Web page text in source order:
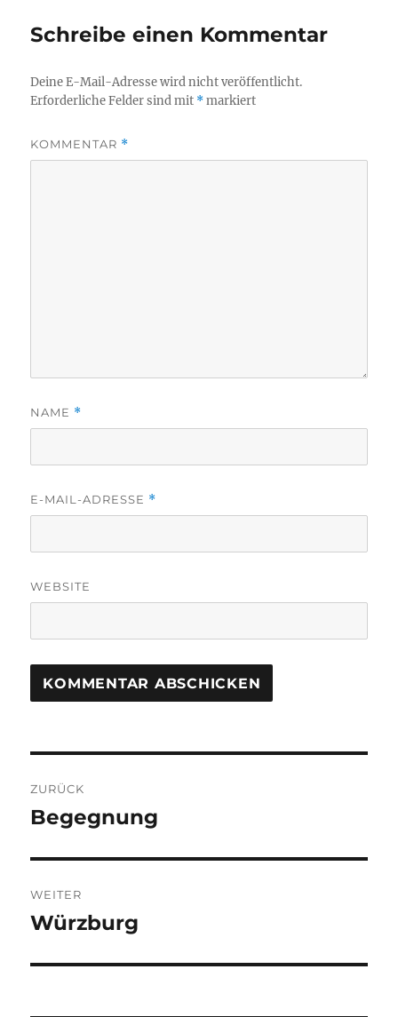
Schreibe einen Kommentar
Deine E-Mail-Adresse wird nicht veröffentlicht.
Erforderliche Felder sind mit *markiert
KOMMENTAR *
NAME *
E-MAIL-ADRESSE *
WEBSITE
ZURÜCK
Vorheriger
Begegnung
WEITER
Nächster
Würzburg